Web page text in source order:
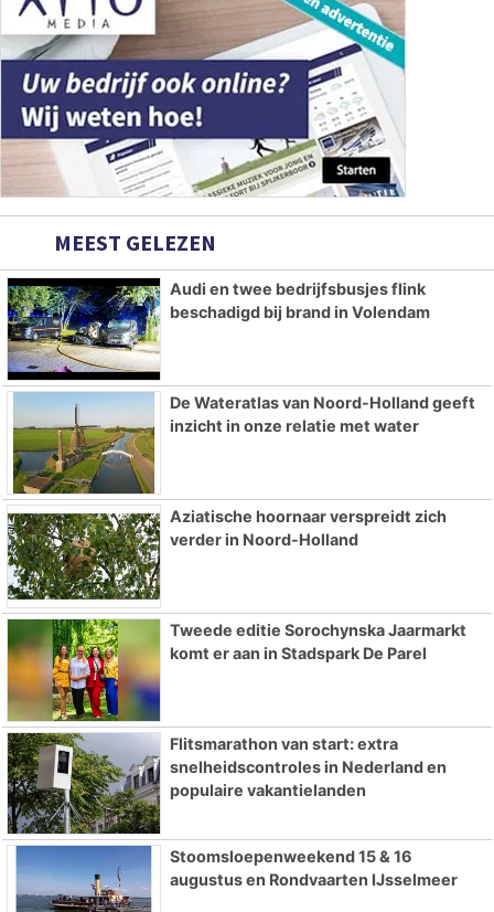
MEEST GELEZEN
Audi en twee bedrijfsbusjes flink
beschadigd bij brand in Volendam
De Wateratlas van Noord-Holland geeft
inzicht in onze relatie met water
Aziatische hoornaar verspreidt zich
verder in Noord-Holland
Tweede editie Sorochynska Jaarmarkt
komt er aan in Stadspark De Parel
Flitsmarathon van start: extra
snelheidscontroles in Nederland en
populaire vakantielanden
Stoomsloepenweekend 15 & 16
augustus en Rondvaarten IJsselmeer